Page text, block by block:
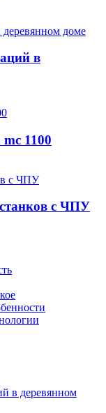
в
1100
с ЧПУ
в деревянном